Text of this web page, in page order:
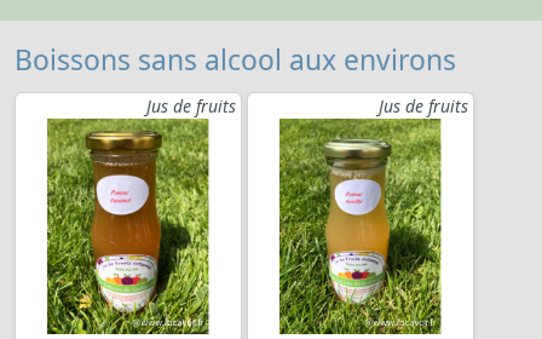
Boissons sans alcool aux environs
Jus de fruits Jus de fruits